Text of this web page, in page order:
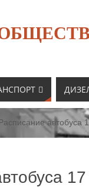
автобуса